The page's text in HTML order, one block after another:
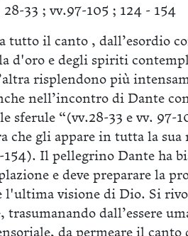
33 ; vv.97-105 ; 124 - 154
tutto il canto , dall’esordio
d'oro e degli spiriti
risplendono più
nell’incontro di Dante
sferule “(vv.28-33 e vv. 97-
che gli appare in tutta la sua
Il pellegrino Dante ha
e deve preparare la
l'ultima visione di Dio. Si
trasumanando dall’essere
da permeare il